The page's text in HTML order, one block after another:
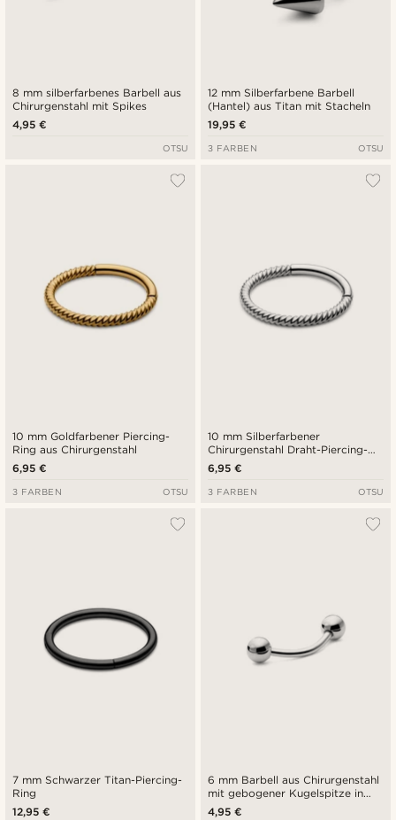
8 mm silberfarbenes Barbell aus
Chirurgenstahl mit Spikes
4,95 €
OTSU
12 mm Silberfarbene Barbell
(Hantel) aus Titan mit Stacheln
19,95 €
3 FARBEN OTSU
10 mm Goldfarbener Piercing-
Ring aus Chirurgenstahl
6,95 €
3 FARBEN OTSU
10 mm Silberfarbener
Chirurgenstahl Draht-Piercing-
Ring
6,95 €
3 FARBEN OTSU
7 mm Schwarzer Titan-Piercing-
Ring
12,95 €
6 mm Barbell aus Chirurgenstahl
mit gebogener Kugelspitze in
Silber
4,95 €